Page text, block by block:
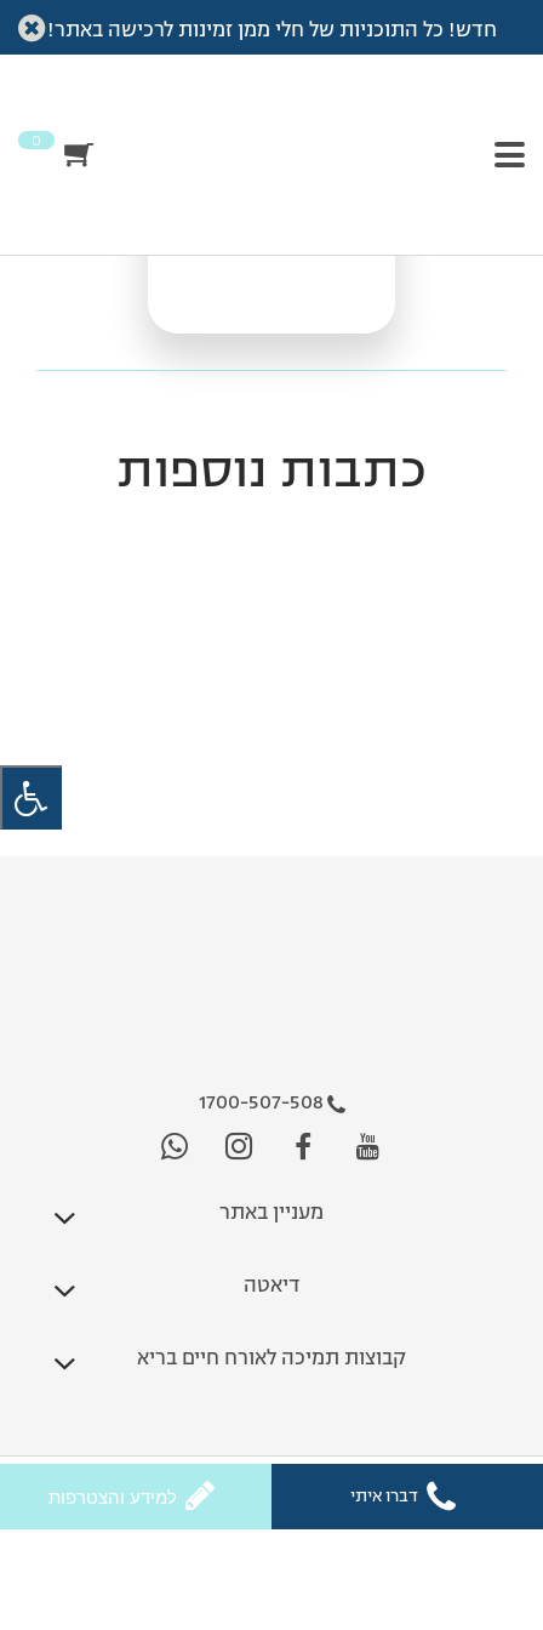
חדש! כל התוכניות של חלי ממן זמינות לרכישה באתר!
0
עמוד הבית >
Vod
>אימון חיזוק מסת שריר
כתבות נוספות
1700-507-508
מעניין באתר
דיאטה
קבוצות תמיכה לאורח חיים בריא
כל הזכויות שמורות לחלי ממן 2026
דברו איתי למידע והצטרפות